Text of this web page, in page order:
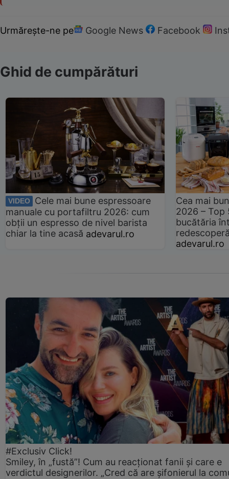
Urmărește-ne pe Google News Facebook
Ghid de cumpărături
VIDEO
Cele mai bune espressoare
manuale cu portafiltru 2026: cum
obții un espresso de nivel barista
chiar la tine acasă adevarul.ro
Cea mai
2026 –
bucătăria
adevarul.ro
#Exclusiv Click!
Smiley, în „fustă”! Cum au reacționat fanii și care e
verdictul designerilor. „Cred că are șifonierul la